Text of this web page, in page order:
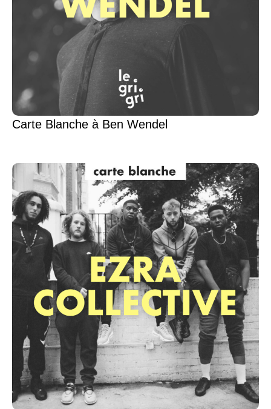
Carte Blanche à Ben Wendel